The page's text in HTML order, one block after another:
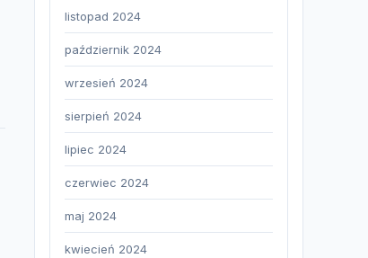
listopad 2024
październik 2024
wrzesień 2024
sierpień 2024
lipiec 2024
czerwiec 2024
maj 2024
kwiecień 2024